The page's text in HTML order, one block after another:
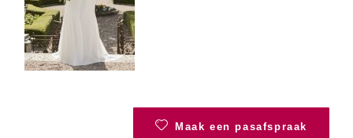
Maak een pasafspraak